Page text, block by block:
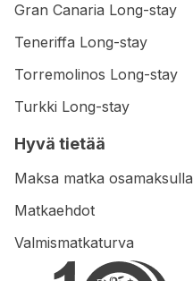
Gran Canaria Long-stay
Teneriffa Long-stay
Torremolinos Long-stay
Turkki Long-stay
Hyvä tietää
Maksa matka osamaksulla
Matkaehdot
Valmismatkaturva